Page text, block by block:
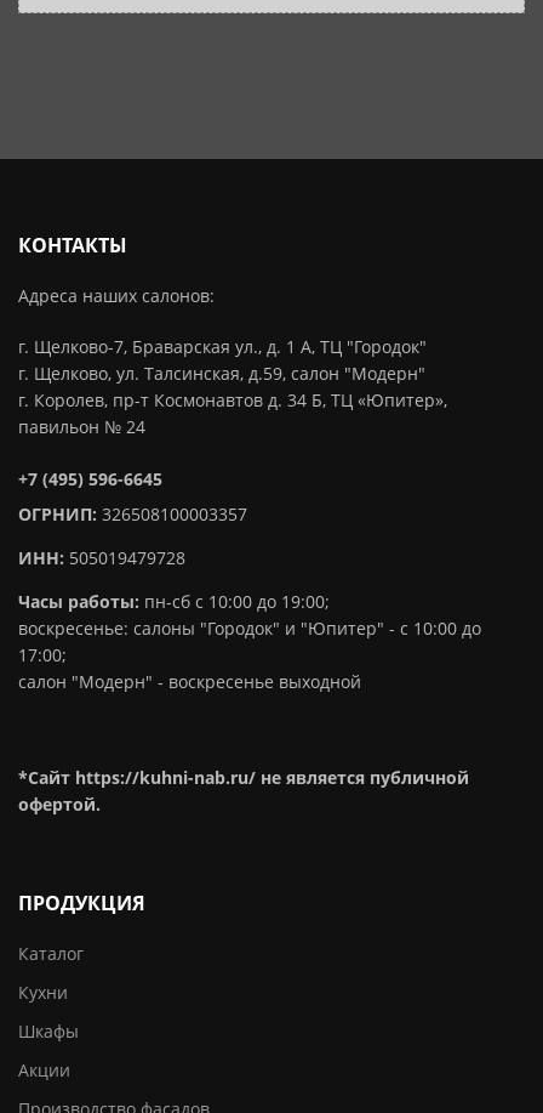
КОНТАКТЫ
Адреса наших салонов:
г. Щелково-7, Браварская ул., д. 1 А, ТЦ "Городок"
г. Щелково, ул. Талсинская, д.59, салон "Модерн"
г. Королев, пр-т Космонавтов д. 34 Б, ТЦ «Юпитер»,
павильон № 24
+7 (495) 596-6645
ОГРНИП: 326508100003357
ИНН: 505019479728
Часы работы: пн-сб с 10:00 до 19:00;
воскресенье: салоны "Городок" и "Юпитер" - с 10:00 до
17:00;
салон "Модерн" - воскресенье выходной
*Сайт https://kuhni-nab.ru/ не является публичной
офертой.
ПРОДУКЦИЯ
Каталог
Кухни
Шкафы
Акции